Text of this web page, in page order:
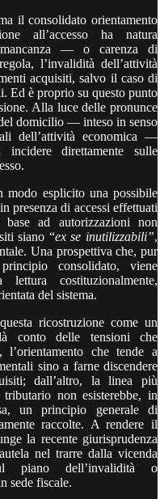
il consolidato orientamento
all’accesso ha natura
— o carenza di
l’invalidità dell’attività
acquisiti, salvo il caso di
Ed è proprio su questo punto
Alla luce delle pronunce
domicilio — inteso in senso
dell’attività economica —
direttamente sulle
modo esplicito una possibile
presenza di accessi effettuati
ad autorizzazioni non
siano “ex se inutilizzabili”,
Una prospettiva che, pur
consolidato, viene
costituzionalmente,
del sistema.
ricostruzione come un
conto delle tensioni che
che tende a
sino a farne discendere
dall’altro, la linea più
non esisterebbe, in
un principio generale di
raccolte. A rendere il
la recente giurisprudenza
nel trarre dalla vicenda
piano dell’invalidità o
sede fiscale.